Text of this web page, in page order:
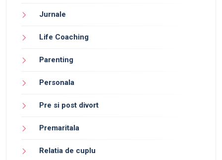
Jurnale
Life Coaching
Parenting
Personala
Pre si post divort
Premaritala
Relatia de cuplu